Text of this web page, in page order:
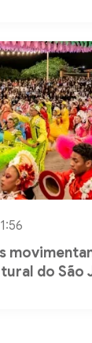
do São